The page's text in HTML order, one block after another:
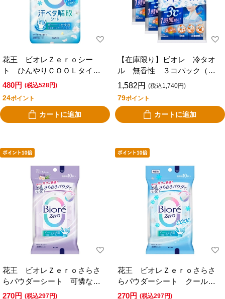
花王 ビオレＺｅｒｏシー
ト ひんやりＣＯＯＬタイ
プ 涼やかなホワイトブーケ
480円 (税込528円)
24ポイント
カートに追加
【在庫限り】ビオレ 冷タオ
ル 無香性 ３コパック（５
本入×３個）
1,582円 (税込1,740円)
79ポイント
カートに追加
花王 ビオレＺｅｒｏさらさ
らパウダーシート 可憐なフ
ローラルの香り １０枚
270円 (税込297円)
花王 ビオレＺｅｒｏさらさ
らパウダーシート クール無
香性 １０枚
270円 (税込297円)